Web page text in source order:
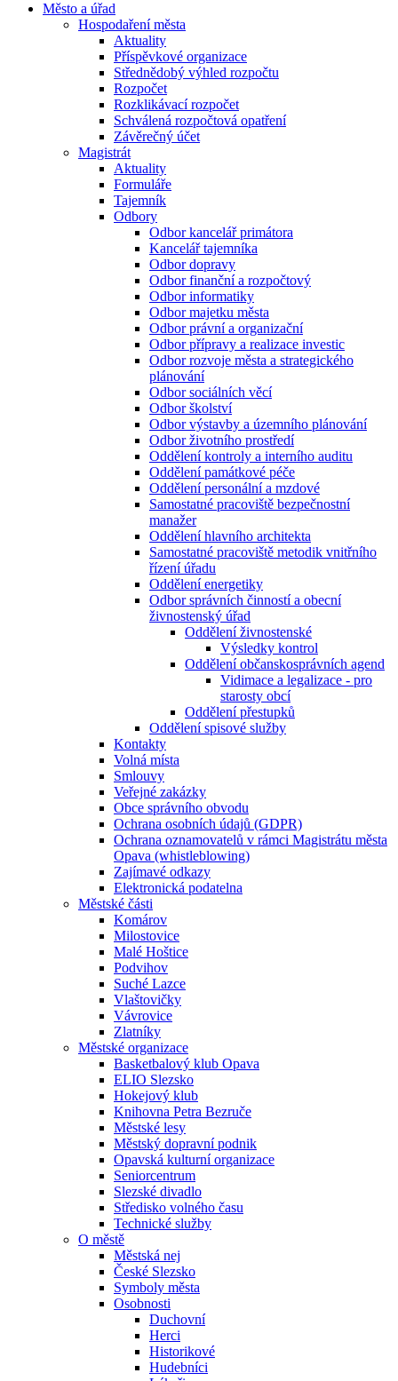
Město a úřad
Hospodaření města
Aktuality
Příspěvkové organizace
Střednědobý výhled rozpočtu
Rozpočet
Rozklikávací rozpočet
Schválená rozpočtová opatření
Závěrečný účet
Magistrát
Aktuality
Formuláře
Tajemník
Odbory
Odbor kancelář primátora
Kancelář tajemníka
Odbor dopravy
Odbor finanční a rozpočtový
Odbor informatiky
Odbor majetku města
Odbor právní a organizační
Odbor přípravy a realizace investic
Odbor rozvoje města a strategického
plánování
Odbor sociálních věcí
Odbor školství
Odbor výstavby a územního plánování
Odbor životního prostředí
Oddělení kontroly a interního auditu
Oddělení památkové péče
Oddělení personální a mzdové
Samostatné pracoviště bezpečnostní
manažer
Oddělení hlavního architekta
Samostatné pracoviště metodik vnitřního
řízení úřadu
Oddělení energetiky
Odbor správních činností a obecní
živnostenský úřad
Oddělení živnostenské
Výsledky kontrol
Oddělení občanskosprávních agend
Vidimace a legalizace - pro
starosty obcí
Oddělení přestupků
Oddělení spisové služby
Kontakty
Volná místa
Smlouvy
Veřejné zakázky
Obce správního obvodu
Ochrana osobních údajů (GDPR)
Ochrana oznamovatelů v rámci Magistrátu města
Opava (whistleblowing)
Zajímavé odkazy
Elektronická podatelna
Městské části
Komárov
Milostovice
Malé Hoštice
Podvihov
Suché Lazce
Vlaštovičky
Vávrovice
Zlatníky
Městské organizace
Basketbalový klub Opava
ELIO Slezsko
Hokejový klub
Knihovna Petra Bezruče
Městské lesy
Městský dopravní podnik
Opavská kulturní organizace
Seniorcentrum
Slezské divadlo
Středisko volného času
Technické služby
O městě
Městská nej
České Slezsko
Symboly města
Osobnosti
Duchovní
Herci
Historikové
Hudebníci